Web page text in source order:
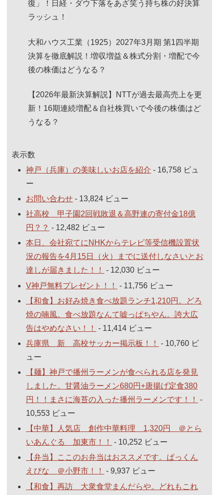
復」！日経・ダウ下落をあざ笑う持ち株の好決算
ラッシュ！
大和ハウス工業（1925）2027年3月期 第1四半期
決算を徹底解説！増収増益＆株式分割・増配で今
後の株価はどうなる？
【2026年最新決算解説】NTTが過去最高売上を更
新！16期連続増配＆自社株買いで今後の株価はど
うなる？
表示数
神戸（兵庫）の美味しいお店を紹介 - 16,758 ビュ
ー
お問い合わせ - 13,824 ビュー
社高校 甲子園2回戦敗退＆高野連の寄付金18億
円？？ - 12,482 ビュー
本日、会社宛てにNHKからテレビ等受信機設置状
況の報告を4月15日（火）までに送付しなさいとお
達しが届きました！！
- 12,030 ビュー
V神戸無料プレゼント！！
- 11,756 ビュー
【和食】お好み焼き食べ放題ランチ1,210円。どろ
焼の喃風。食べ放題なんて嘘っぱちやん。誇大広
告はやめなさい！！
- 11,414 ビュー
兵庫県 新 高校サッカー掲示板！！
- 10,760 ビ
ュー
【麺】神戸で播州ラーメンが食べられる店を発見
しました。甘醤油ラーメン680円+唐揚げ定食380
円！！まさに海苔の入った播州ラーメンです！！
-
10,553 ビュー
【中華】人気店 創作中華料理 1,320円 ＠とら
いあんぐる 加東市！！
- 10,252 ビュー
【弁当】ここのお弁当はおススメです。ぱっくん
えびな ＠小野市！！
- 9,937 ビュー
【和食】再訪 大衆食堂まんだらや。どれもこれ